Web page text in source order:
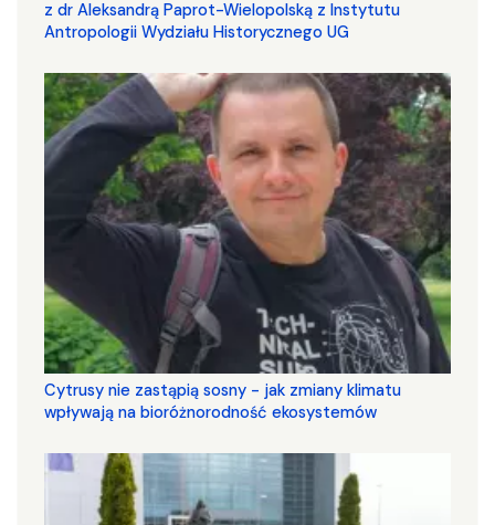
z dr Aleksandrą Paprot-Wielopolską z Instytutu
Antropologii Wydziału Historycznego UG
Cytrusy nie zastąpią sosny - jak zmiany klimatu
wpływają na bioróżnorodność ekosystemów